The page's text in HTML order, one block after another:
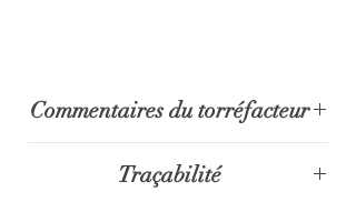
Commentaires du torréfacteur
Traçabilité